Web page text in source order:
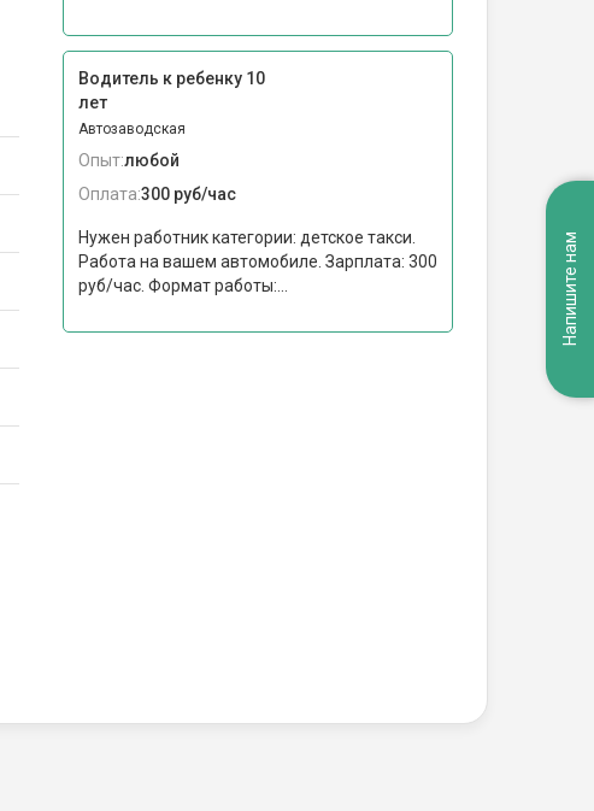
Водитель к ребенку 10
лет
Автозаводская
Опыт:любой
Оплата:300 руб/час
Нужен работник категории: детское такси.
Работа на вашем автомобиле. Зарплата: 300
руб/час. Формат работы:...
Напишите нам